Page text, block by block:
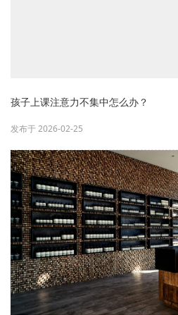
孩子上课注意力不集中怎么办？
发布于 2026-02-25